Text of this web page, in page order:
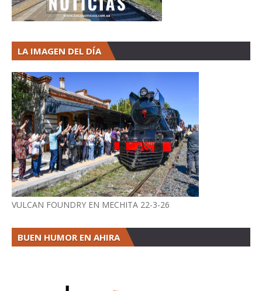
LA IMAGEN DEL DÍA
VULCAN FOUNDRY EN MECHITA 22-3-26
BUEN HUMOR EN AHIRA